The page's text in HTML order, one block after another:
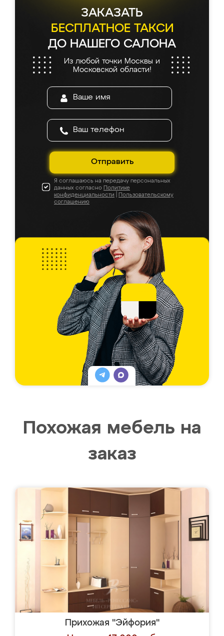
ЗАКАЗАТЬ
БЕСПЛАТНОЕ ТАКСИ
ДО НАШЕГО САЛОНА
Из любой точки Москвы и
Московской области!
Отправить
Я соглашаюсь на передачу персональных
данных согласно Политике
конфиденциальности
Пользовательскому
соглашению
Похожая мебель на
заказ
Прихожая "Эйфория"